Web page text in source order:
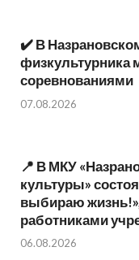
✔️ В
соревнованиями
07.08.2026
📍 В МКУ
культуры»
выбираю
работниками
06.08.2026